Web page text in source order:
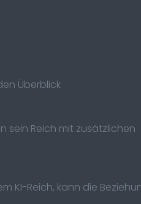
Überblick
sein Reich mit zusätzlichen
KI-Reich, kann die